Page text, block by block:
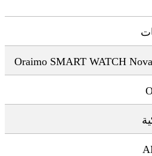
Oraimo SMART WATCH